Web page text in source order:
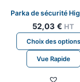
Parka de sécurité
52,03€ HT
Choix des options
Vue Rapide